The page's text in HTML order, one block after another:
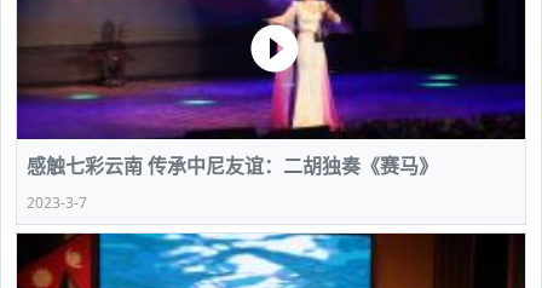
感触七彩云南 传承中尼友谊：二胡独奏《赛马》
2023-3-7